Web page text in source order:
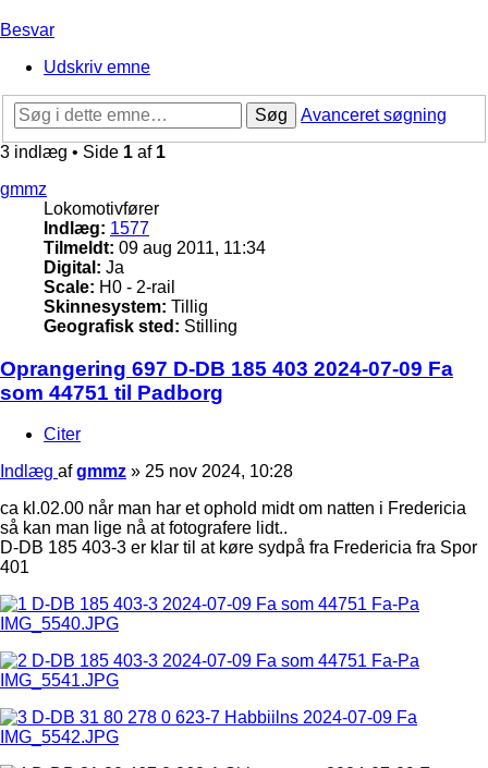
Besvar
Udskriv emne
Søg
Avanceret søgning
3 indlæg • Side 1 af 1
gmmz
Lokomotivfører
Indlæg: 1577
Tilmeldt: 09 aug 2011, 11:34
Digital: Ja
Scale: H0 - 2-rail
Skinnesystem: Tillig
Geografisk sted: Stilling
Oprangering 697 D-DB 185 403 2024-07-09 Fa
som 44751 til Padborg
Citer
Indlæg afgmmz » 25 nov 2024, 10:28
ca kl.02.00 når man har et ophold midt om natten i Fredericia
så kan man lige nå at fotografere lidt..
D-DB 185 403-3 er klar til at køre sydpå fra Fredericia fra Spor
401